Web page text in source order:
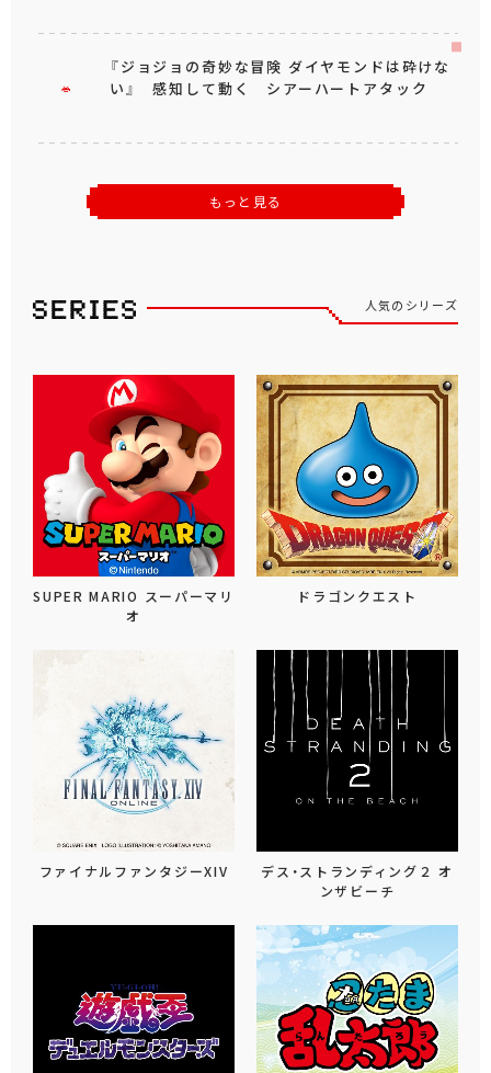
『ジョジョの奇妙な冒険 ダイヤモンドは砕けな
い』 感知して動く シアーハートアタック
もっと見る
人気のシリーズ
SUPER MARIO スーパーマリ
オ
ドラゴンクエスト
ファイナルファンタジーXIV
デス・ストランディング２ オ
ンザビーチ